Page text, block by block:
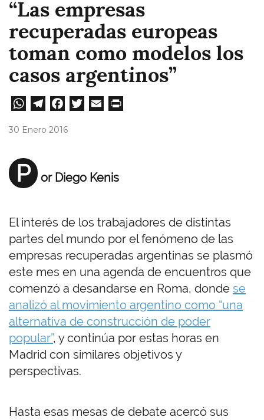
“Las empresas
recuperadas europeas
toman como modelos los
casos argentinos”
W
A
pp
Te
m
Fa
30 Enero 2016
P or Diego Kenis
El interés de los trabajadores de distintas
partes del mundo por el fenómeno de las
empresas recuperadas argentinas se plasmó
este mes en una agenda de encuentros que
comenzó a desandarse en Roma, donde se
analizó al movimiento argentino como “una
alternativa de construcción de poder
popular”, y continúa por estas horas en
Madrid con similares objetivos y
perspectivas.
Hasta esas mesas de debate acercó sus